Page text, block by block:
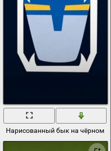
на телефон
Нарисованный бык на чёрном